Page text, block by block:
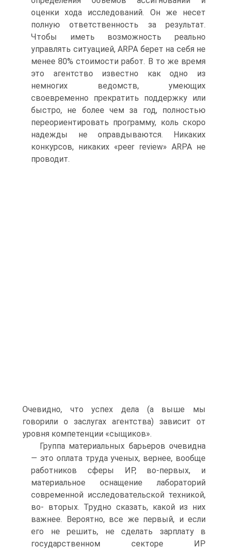
оценки хода исследований. Он же несет
полную ответственность за результат.
Чтобы иметь возможность реально
управлять ситуацией, ARPA берет на себя не
менее 80% стоимости работ. В то же время
это агентство известно как одно из
немногих ведомств, умеющих
своевременно прекратить поддержку или
быстро, не более чем за год, полностью
переориентировать программу, коль скоро
надежды не оправдываются. Никаких
конкурсов, никаких «peer review» ARPA не
проводит.
Очевидно, что успех дела (а выше мы
говорили о заслугах агентства) зависит от
уровня компетенции «сыщиков».
Группа материальных барьеров очевидна
— это оплата труда ученых, вернее, вообще
работников сферы ИР, во-первых, и
материальное оснащение лабораторий
современной исследовательской техникой,
во- вторых. Трудно сказать, какой из них
важнее. Вероятно, все же первый, и если
его не решить, не сделать зарплату в
государственном секторе ИР